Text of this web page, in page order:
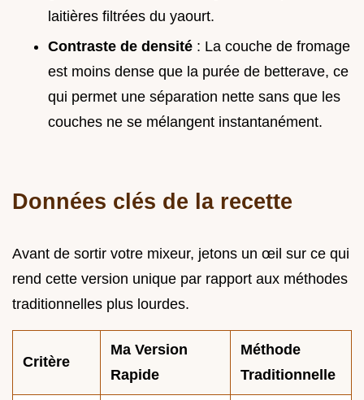
laitières filtrées du yaourt.
Contraste de densité : La couche de fromage
est moins dense que la purée de betterave, ce
qui permet une séparation nette sans que les
couches ne se mélangent instantanément.
Données clés de la recette
Avant de sortir votre mixeur, jetons un œil sur ce qui
rend cette version unique par rapport aux méthodes
traditionnelles plus lourdes.
Critère
Ma Version
Rapide
Méthode
Traditionnelle